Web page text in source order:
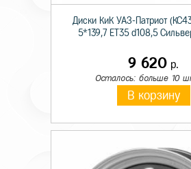
Диски КиК УАЗ-Патриот
5*139,7 ET35 d108,5
9 620 р.
Осталось: больше 10
В корзину